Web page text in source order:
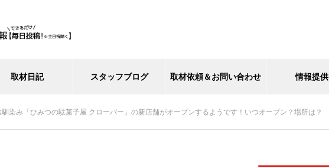
取材日記 スタッフブログ 取材依頼＆お問い合わせ 情報提供
染み「ひみつの駄菓子屋 クローバー」の新店舗がオープンするようです！いつオープン？場所は？